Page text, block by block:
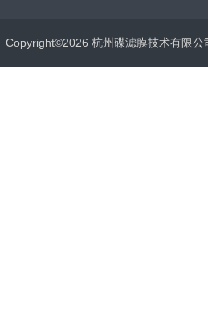
Copyright©2026 杭州碟滤膜技术有限